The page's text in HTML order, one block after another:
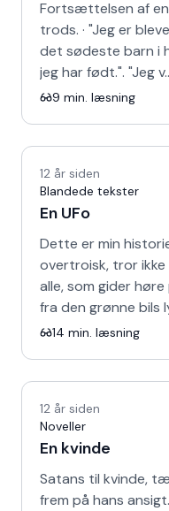
Fortsættelsen af en
trods. · "Jeg er
det sødeste barn i
jeg har født.". "Jeg
9 min. læsning
12 år siden
Blandede tekster
En UFo
Dette er min
overtroisk, tror ikke
alle, som gider høre
fra den grønne bils
14 min. læsning
12 år siden
Noveller
En kvinde
Satans til kvinde,
frem på hans